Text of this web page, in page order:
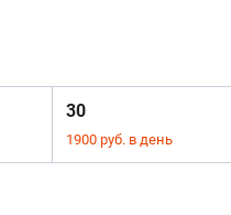
30
1900 руб. в день